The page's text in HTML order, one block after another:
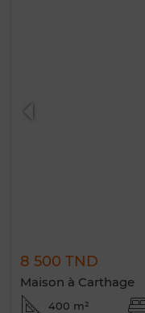
8 500 TND
Maison à Carthage
400 m²